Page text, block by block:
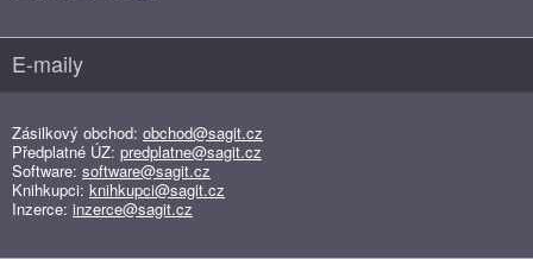
E-maily
Zásilkový obchod: obchod@sagit.cz
Předplatné ÚZ: predplatne@sagit.cz
Software: software@sagit.cz
Knihkupci: knihkupci@sagit.cz
Inzerce: inzerce@sagit.cz